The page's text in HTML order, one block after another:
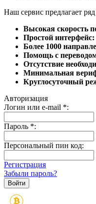
Наш сервис предлагает
Высокая скорость
Простой интерфейс:
Более 1000
Помощь с
Отсутствие
Минимальная
Круглосуточный
Авторизация
Логин или e-mail *:
Пароль *:
Персональный пин код:
Регистрация
Забыли пароль?